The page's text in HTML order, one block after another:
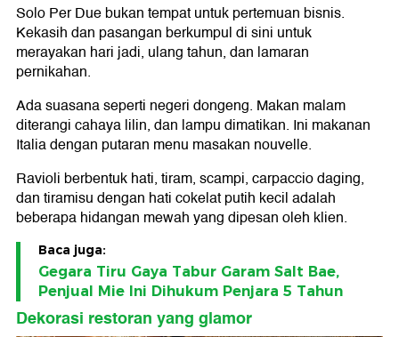
Solo Per Due bukan tempat untuk pertemuan bisnis.
Kekasih dan pasangan berkumpul di sini untuk
merayakan hari jadi, ulang tahun, dan lamaran
pernikahan.
Ada suasana seperti negeri dongeng. Makan malam
diterangi cahaya lilin, dan lampu dimatikan. Ini makanan
Italia dengan putaran menu masakan nouvelle.
Ravioli berbentuk hati, tiram, scampi, carpaccio daging,
dan tiramisu dengan hati cokelat putih kecil adalah
beberapa hidangan mewah yang dipesan oleh klien.
Baca juga:
Gegara Tiru Gaya Tabur Garam Salt Bae,
Penjual Mie Ini Dihukum Penjara 5 Tahun
Dekorasi restoran yang glamor